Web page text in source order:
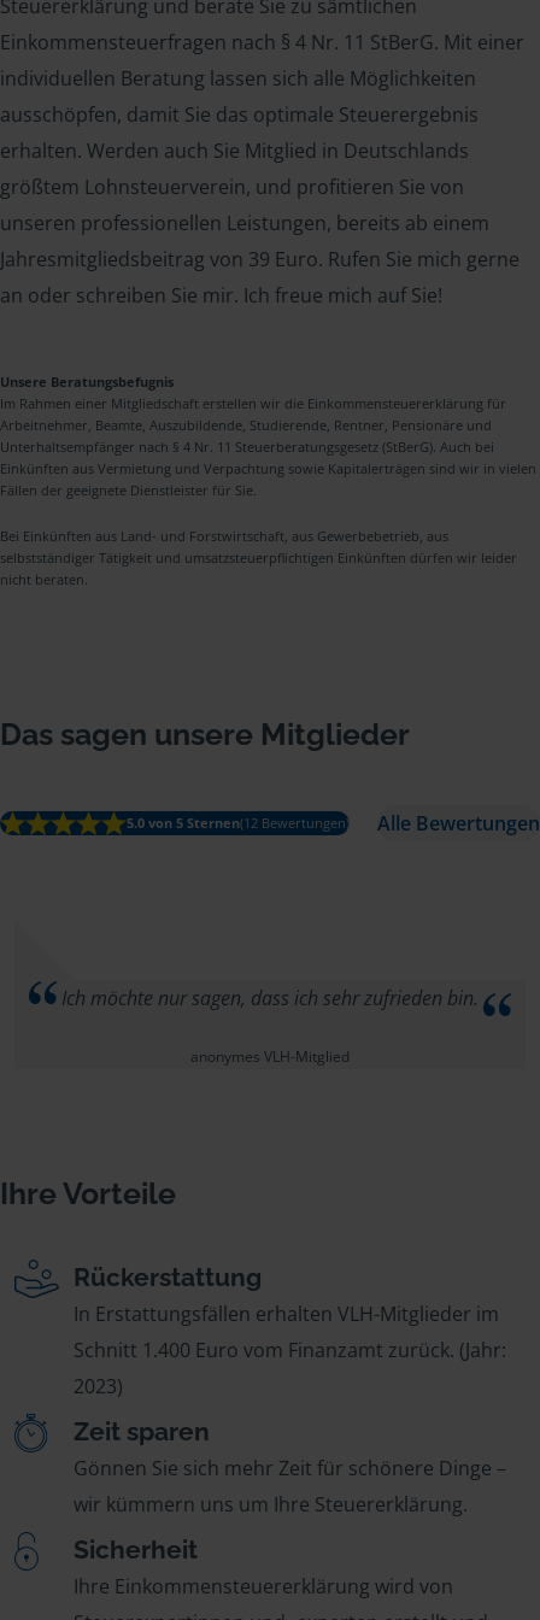
Steuererklärung und berate Sie zu sämtlichen
Einkommensteuerfragen nach § 4 Nr. 11 StBerG. Mit einer
individuellen Beratung lassen sich alle Möglichkeiten
ausschöpfen, damit Sie das optimale Steuerergebnis
erhalten. Werden auch Sie Mitglied in Deutschlands
größtem Lohnsteuerverein, und profitieren Sie von
unseren professionellen Leistungen, bereits ab einem
Jahresmitgliedsbeitrag von 39 Euro. Rufen Sie mich gerne
an oder schreiben Sie mir. Ich freue mich auf Sie!
Unsere Beratungsbefugnis
Im Rahmen einer Mitgliedschaft erstellen wir die Einkommensteuererklärung für
Arbeitnehmer, Beamte, Auszubildende, Studierende, Rentner, Pensionäre und
Unterhaltsempfänger nach § 4 Nr. 11 Steuerberatungsgesetz (StBerG). Auch bei
Einkünften aus Vermietung und Verpachtung sowie Kapitalerträgen sind wir in vielen
Fällen der geeignete Dienstleister für Sie.
Bei Einkünften aus Land- und Forstwirtschaft, aus Gewerbebetrieb, aus
selbstständiger Tätigkeit und umsatzsteuerpflichtigen Einkünften dürfen wir leider
nicht beraten.
Das sagen unsere Mitglieder
5.0 von 5 Sternen(12 Bewertungen) Alle Bewertungen
Ich möchte nur sagen, dass ich sehr zufrieden bin.
anonymes VLH-Mitglied
Ihre Vorteile
Rückerstattung
In Erstattungsfällen erhalten VLH-Mitglieder im
Schnitt 1.400 Euro vom Finanzamt zurück. (Jahr:
2023)
Zeit sparen
Gönnen Sie sich mehr Zeit für schönere Dinge –
wir kümmern uns um Ihre Steuererklärung.
Sicherheit
Ihre Einkommensteuererklärung wird von